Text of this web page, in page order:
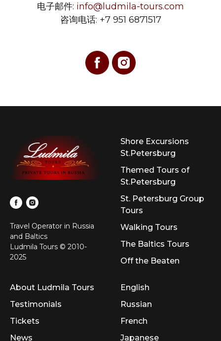
电子邮件: info@ludmila-tours.com
咨询电话: +7 951 6871517
Travel Operator in Russia
and Baltics
Ludmila Tours © 2010-
2025
Shore Excursions
St.Petersburg
Themed Tours of
St.Petersburg
St. Petersburg Group
Tours
Walking Tours
The Baltics Tours
Off the Beaten
About Ludmila Tours
Testimonials
Tickets
News
English
Russian
French
Japanese